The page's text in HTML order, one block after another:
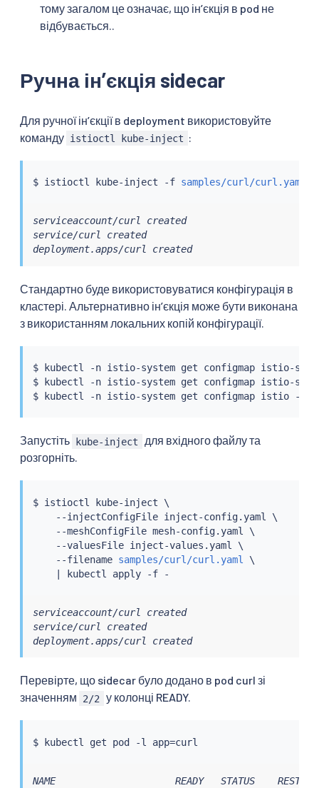
тому загалом це означає, що інʼєкція в pod не
відбувається..
Ручна інʼєкція sidecar
Для ручної інʼєкції в deployment використовуйте
команду istioctl kube-inject :
$ istioctl kube-inject -f samples/curl/curl.yaml
serviceaccount/curl created
service/curl created
deployment.apps/curl created
Стандартно буде використовуватися конфігурація в
кластері. Альтернативно інʼєкція може бути виконана
з використанням локальних копій конфігурації.
$ kubectl
-n istio-system get configmap istio-
$
kubectl
-n istio-system get configmap istio-
$
kubectl -n istio-system get configmap istio -o
Запустіть kube-inject
для вхідного файлу та
розгорніть.
$ istioctl
kube-inject \
    --injectConfigFile inject-config.yaml \
    --meshConfigFile mesh-config.yaml \
    --valuesFile inject-values.yaml \
    --filename
samples/curl/curl.yaml
\
kubectl
serviceaccount/curl created
service/curl created
deployment.apps/curl created
Перевірте, що sidecar було додано в pod curl зі
значенням
2/2 у колонці READY.
$ kubectl get pod -l app=
NAME                     READY   STATUS